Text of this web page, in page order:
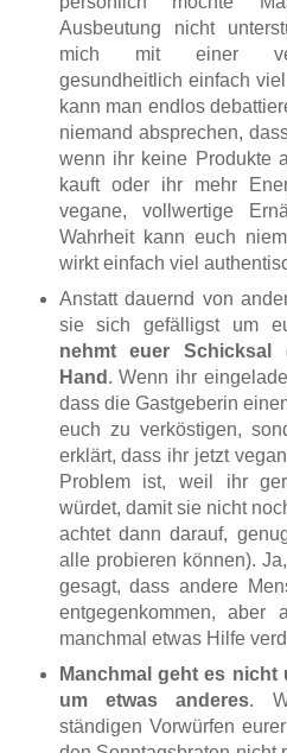
Ausbeutung nicht
mich mit einer
gesundheitlich einfach
kann man endlos
niemand absprechen,
wenn ihr keine Produkte
kauft oder ihr mehr
vegane, vollwertige
Wahrheit kann euch
wirkt einfach viel
Anstatt dauernd von
sie sich gefälligst um
nehmt euer
Hand . Wenn ihr
dass die Gastgeberin
euch zu verköstigen,
erklärt, dass ihr jetzt
Problem ist, weil ihr
würdet, damit sie nicht
achtet dann darauf,
alle probieren können).
gesagt, dass andere
entgegenkommen,
manchmal etwas Hilfe
Manchmal geht es nicht
um etwas anderes.
ständigen Vorwürfen